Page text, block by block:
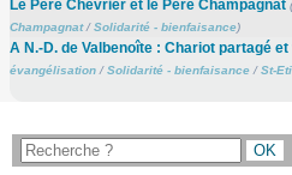
Le Père Chevrier et le Père Champagnat (
Champagnat/Solidarité - bienfaisance)
A N.-D. de Valbenoîte : Chariot partagé
évangélisation/Solidarité - bienfaisance/St-